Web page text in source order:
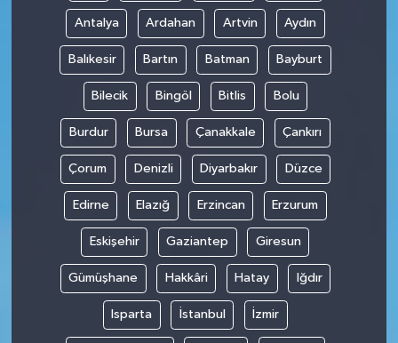
Antalya Ardahan Artvin Aydın
Balıkesir Bartın Batman Bayburt
Bilecik Bingöl Bitlis Bolu
Burdur Bursa Çanakkale Çankırı
Çorum Denizli Diyarbakır Düzce
Edirne Elazığ Erzincan Erzurum
Eskişehir Gaziantep Giresun
Gümüşhane Hakkâri Hatay Iğdır
Isparta İstanbul İzmir
TARIM
TEKNOLOJİ
TURİZM
VİDEO HABER
YAŞAM